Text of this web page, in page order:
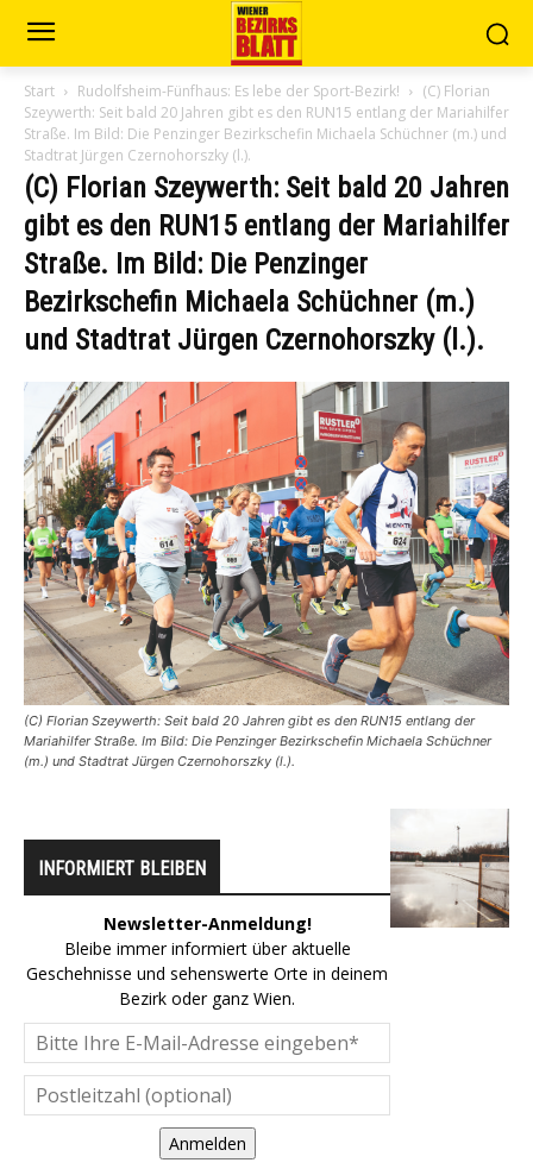
Start Rudolfsheim-Fünfhaus: Es lebe der Sport-Bezirk!
(C) Florian
Szeywerth: Seit bald 20 Jahren gibt es den RUN15 entlang der Mariahilfer
Straße. Im Bild: Die Penzinger Bezirkschefin Michaela Schüchner (m.) und
Stadtrat Jürgen Czernohorszky (l.).
(C) Florian Szeywerth: Seit bald 20 Jahren
gibt es den RUN15 entlang der Mariahilfer
Straße. Im Bild: Die Penzinger
Bezirkschefin Michaela Schüchner (m.)
und Stadtrat Jürgen Czernohorszky (l.).
(C) Florian Szeywerth: Seit bald 20 Jahren gibt es den RUN15 entlang der
Mariahilfer Straße. Im Bild: Die Penzinger Bezirkschefin Michaela Schüchner
(m.) und Stadtrat Jürgen Czernohorszky (l.).
INFORMIERT BLEIBEN
Newsletter-Anmeldung!
Bleibe immer informiert über aktuelle
Geschehnisse und sehenswerte Orte in deinem
Bezirk oder ganz Wien.
Anmelden